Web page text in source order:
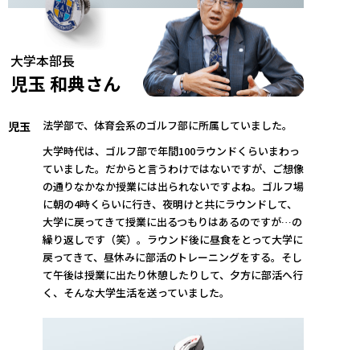
大学本部長
児玉 和典さん
児玉
法学部で、体育会系のゴルフ部に所属していました。
大学時代は、ゴルフ部で年間100ラウンドくらいまわっ
ていました。だからと言うわけではないですが、ご想像
の通りなかなか授業には出られないですよね。ゴルフ場
に朝の4時くらいに行き、夜明けと共にラウンドして、
大学に戻ってきて授業に出るつもりはあるのですが…の
繰り返しです（笑）。ラウンド後に昼食をとって大学に
戻ってきて、昼休みに部活のトレーニングをする。そし
て午後は授業に出たり休憩したりして、夕方に部活へ行
く、そんな大学生活を送っていました。